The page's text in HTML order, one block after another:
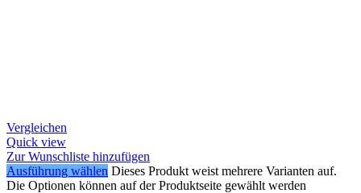
Vergleichen
Quick view
Zur Wunschliste hinzufügen
Ausführung wählen Dieses Produkt weist mehrere Varianten auf.
Die Optionen können auf der Produktseite gewählt werden